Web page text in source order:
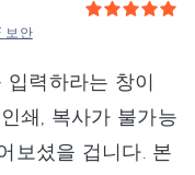
보안
입력하라는 창이
쇄, 복사가 불가능
보셨을 겁니다. 본